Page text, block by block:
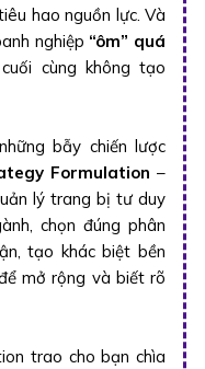
hao nguồn lực. Và
nghiệp “ôm” quá
cùng không tạo
bẫy chiến lược
Formulation –
lý trang bị tư duy
chọn đúng phân
tạo khác biệt bền
mở rộng và biết rõ
trao cho bạn chìa